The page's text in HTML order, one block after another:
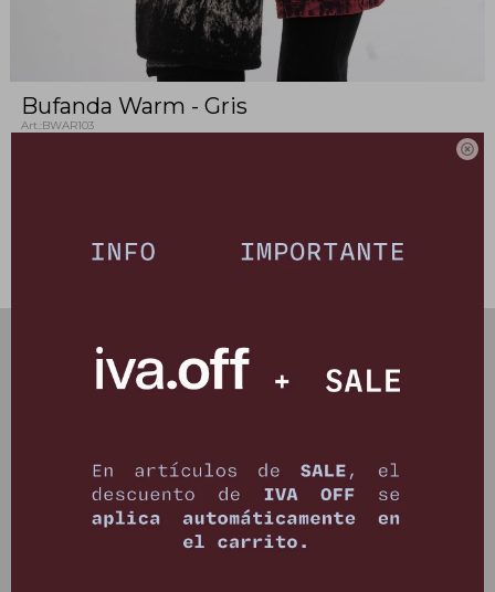

Bufanda Warm - Gris
BWAR103
PRODUCTOS QUE TE PUEDEN INTERESAR